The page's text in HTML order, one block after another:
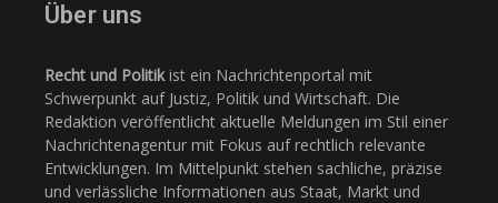
Über uns
Recht und Politikist ein Nachrichtenportal mit
Schwerpunkt auf Justiz, Politik und Wirtschaft. Die
Redaktion veröffentlicht aktuelle Meldungen im Stil einer
Nachrichtenagentur mit Fokus auf rechtlich relevante
Entwicklungen. Im Mittelpunkt stehen sachliche, präzise
und verlässliche Informationen aus Staat, Markt und